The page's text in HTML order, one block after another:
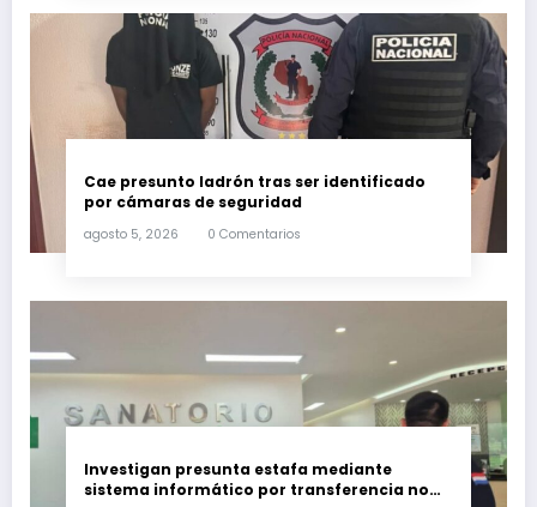
Cae presunto ladrón tras ser identificado
por cámaras de seguridad
agosto 5, 2026 0 Comentarios
Investigan presunta estafa mediante
sistema informático por transferencia no